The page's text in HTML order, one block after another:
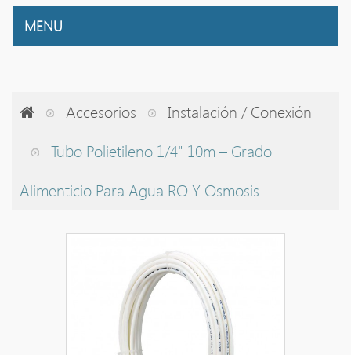
MENU
Accesorios
Instalación / Conexión
Tubo Polietileno 1/4" 10m – Grado
Alimenticio Para Agua RO Y Osmosis